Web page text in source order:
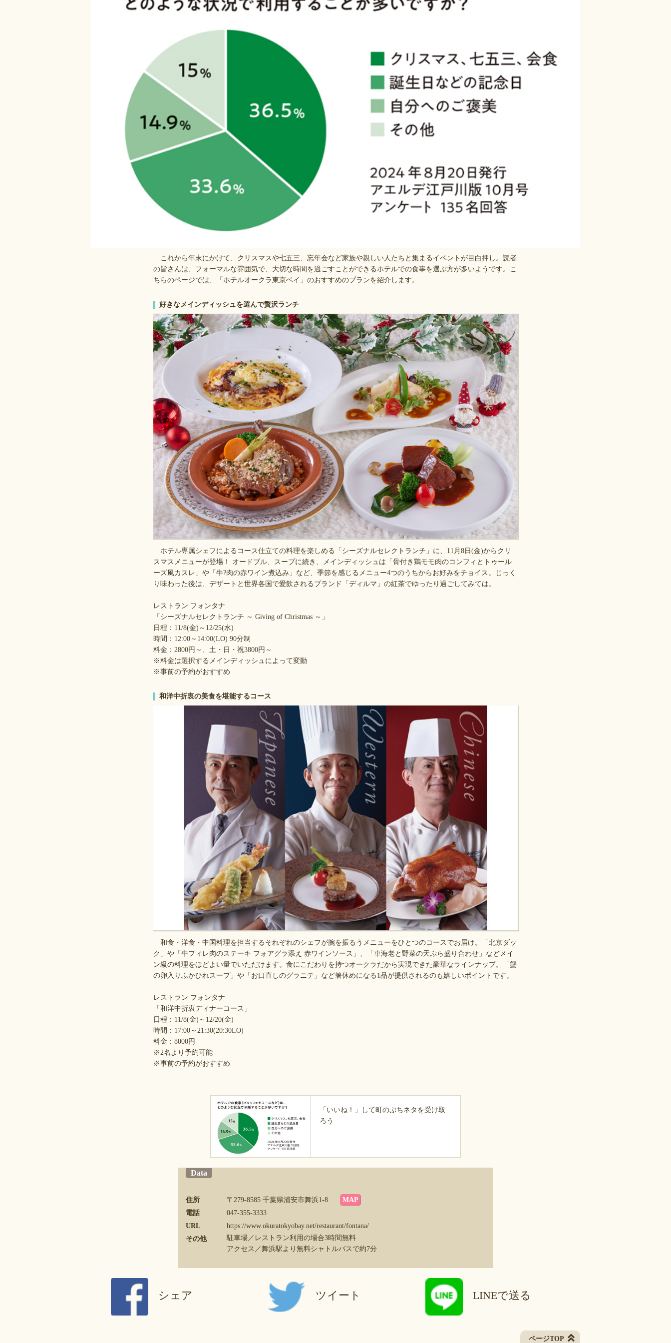
これから年末にかけて、クリスマスや七五三、忘年会など家族や親しい人たちと集まるイベントが目白押し。読者
の皆さんは、フォーマルな雰囲気で、大切な時間を過ごすことができるホテルでの食事を選ぶ方が多いようです。こ
ちらのページでは、「ホテルオークラ東京ベイ」のおすすめのプランを紹介します。
好きなメインディッシュを選んで贅沢ランチ
ホテル専属シェフによるコース仕立ての料理を楽しめる「シーズナルセレクトランチ」に、11月8日(金)からクリ
スマスメニューが登場！ オードブル、スープに続き、メインディッシュは「骨付き鶏モモ肉のコンフィとトゥール
ーズ風カスレ」や「牛?肉の赤ワイン煮込み」など、季節を感じるメニュー4つのうちからお好みをチョイス。じっく
り味わった後は、デザートと世界各国で愛飲されるブランド「ディルマ」の紅茶でゆったり過ごしてみては。
レストラン フォンタナ
「シーズナルセレクトランチ ～ Giving of Christmas ～」
日程：11/8(金)～12/25(水)
時間：12:00～14:00(LO) 90分制
料金：2800円～、土・日・祝3800円～
※料金は選択するメインディッシュによって変動
※事前の予約がおすすめ
和洋中折衷の美食を堪能するコース
和食・洋食・中国料理を担当するそれぞれのシェフが腕を振るうメニューをひとつのコースでお届け。「北京ダッ
ク」や「牛フィレ肉のステーキ フォアグラ添え 赤ワインソース」、「車海老と野菜の天ぷら盛り合わせ」などメイ
ン級の料理をほどよい量でいただけます。食にこだわりを持つオークラだから実現できた豪華なラインナップ。「蟹
の卵入りふかひれスープ」や「お口直しのグラニテ」など箸休めになる1品が提供されるのも嬉しいポイントです。
レストラン フォンタナ
「和洋中折衷ディナーコース」
日程：11/8(金)～12/20(金)
時間：17:00～21:30(20:30LO)
料金：8000円
※2名より予約可能
※事前の予約がおすすめ
「いいね！」して町のぷちネタを受け取
ろう
Data
住所 〒279-8585 千葉県浦安市舞浜1-8
MAP
電話
047-355-3333
URL
https://www.okuratokyobay.net/restaurant/fontana/
その他
駐車場／レストラン利用の場合3時間無料
アクセス／舞浜駅より無料シャトルバスで約7分
シェア ツイート LINEで送る
ページTOP